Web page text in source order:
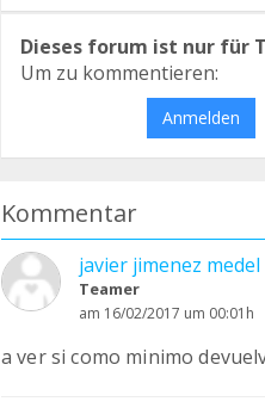
Dieses forum ist nur für
Um zu kommentieren:
Anmelden
Kommentar
javier jimenez medel
Teamer
am 16/02/2017 um 00:01h
a ver si como minimo